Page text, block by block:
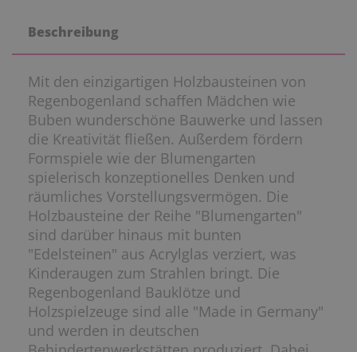
Beschreibung
Mit den einzigartigen Holzbausteinen von
Regenbogenland schaffen Mädchen wie
Buben wunderschöne Bauwerke und lassen
die Kreativität fließen. Außerdem fördern
Formspiele wie der Blumengarten
spielerisch konzeptionelles Denken und
räumliches Vorstellungsvermögen. Die
Holzbausteine der Reihe "Blumengarten"
sind darüber hinaus mit bunten
"Edelsteinen" aus Acrylglas verziert, was
Kinderaugen zum Strahlen bringt. Die
Regenbogenland Bauklötze und
Holzspielzeuge sind alle "Made in Germany"
und werden in deutschen